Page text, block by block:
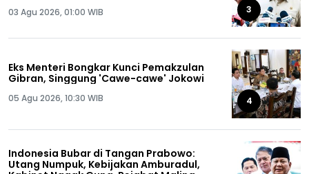
03 Agu 2026, 01:00 WIB 3
Eks Menteri Bongkar Kunci Pemakzulan
Gibran, Singgung 'Cawe-cawe' Jokowi
05 Agu 2026, 10:30 WIB 4
Indonesia Bubar di Tangan Prabowo:
Utang Numpuk, Kebijakan Amburadul,